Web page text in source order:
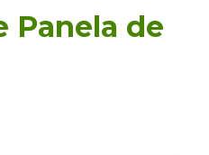
Panela de